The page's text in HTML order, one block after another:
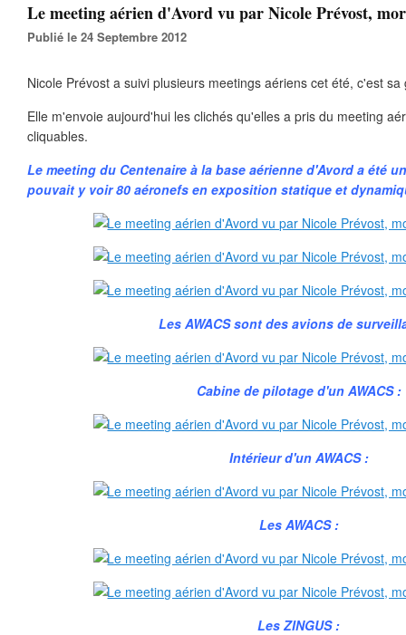
Le meeting aérien d'Avord vu par Nicole Prévost,
Publié le 24 Septembre 2012
Nicole Prévost a suivi plusieurs meetings aériens cet été, c'est
Elle m'envoie aujourd'hui les clichés qu'elles a pris du meeting
cliquables.
Le meeting du Centenaire à la base aérienne d'Avord a été
pouvait y voir 80 aéronefs en exposition statique et
Les AWACS sont des avions de
Cabine de pilotage d'un AWACS :
Intérieur d'un AWACS :
Les AWACS :
Les ZINGUS :